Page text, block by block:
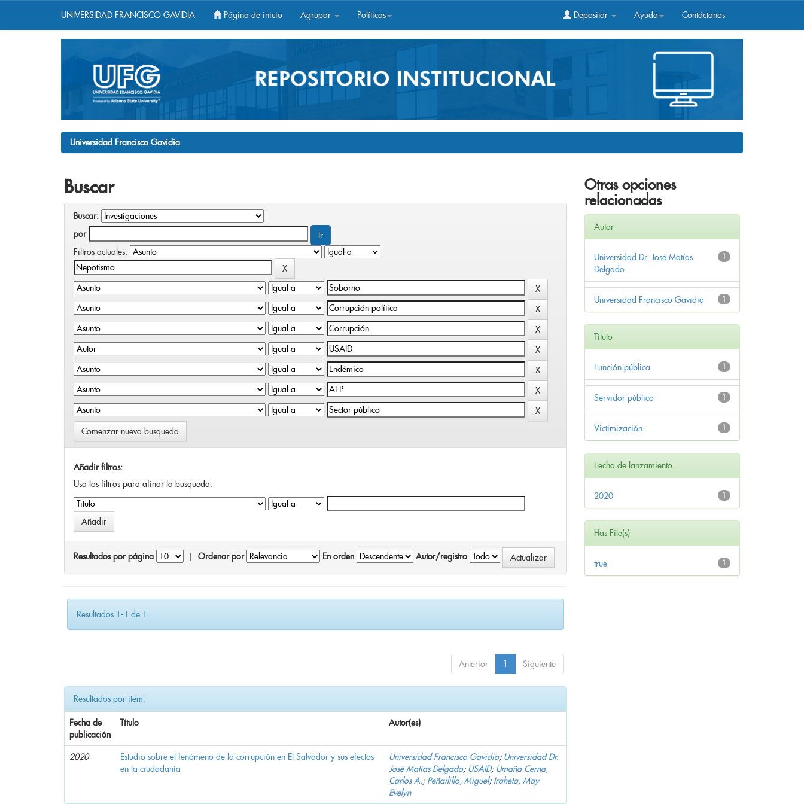
UNIVERSIDAD FRANCISCO GAVIDIA Página de inicio Agrupar Políticas Depositar Ayuda Contáctanos
Universidad Francisco Gavidia
Buscar
Buscar:
por
Filtros actuales:
Comenzar nueva busqueda
Añadir filtros:
Usa los filtros para afinar la busqueda.
Resultados por página Ordenar por En orden Autor/registro
Resultados 1-1 de 1.
Anterior 1 Siguiente
Resultados por ítem:
Fecha de
publicación
Título Autor(es)
2020
Estudio sobre el fenómeno de la corrupción en El Salvador y sus efectos
en la ciudadanía
Universidad Francisco Gavidia; Universidad Dr.
José Matías Delgado; USAID; Umaña Cerna,
Carlos A.; Peñailillo, Miguel; Iraheta, May
Evelyn
Otras opciones
relacionadas
Autor
1
Universidad Dr. José Matías
Delgado
1
Universidad Francisco Gavidia
Título
1
Función pública
1
Servidor público
1
Victimización
Fecha de lanzamiento
1
2020
Has File(s)
1
true